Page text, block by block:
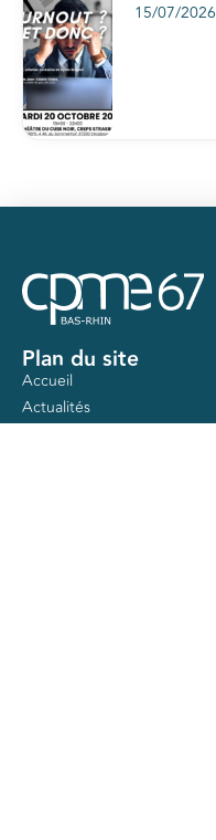
15/07/2026
Plan du site
Accueil
Actualités